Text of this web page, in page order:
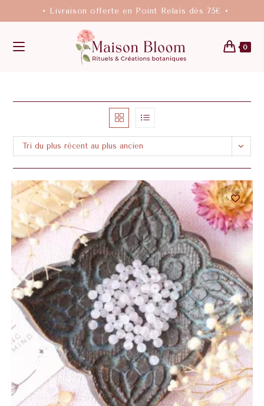
• Livraison offerte en Point Relais dès 75€ •
0
Tri du plus récent au plus ancien